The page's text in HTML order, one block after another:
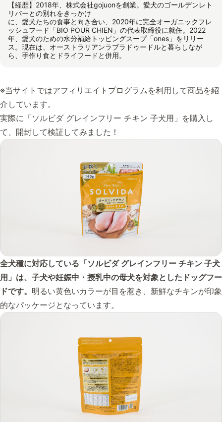
【経歴】2018年、株式会社gojuonを創業。愛犬のゴールデンレト
リバーとの別れをきっかけ
に、愛犬たちの食事と向き合い、2020年に完全オーガニックフレ
ッシュフード「BIO POUR CHIEN」の代表取締役に就任。2022
年、愛犬のための水分補給トッピングスープ「ones」をリリー
ス。現在は、オーストラリアンラブラドゥードルと暮らしなが
ら、手作り食とドライフードと併用。
※当サイトではアフィリエイトプログラムを利用して商品を紹
介しています。
実際に「ソルビダ グレインフリー チキン 子犬用」を購入し
て、開封して検証してみました！
全犬種に対応している「ソルビダ グレインフリー チキン 子犬
用」は、子犬や妊娠中・授乳中の母犬を対象としたドッグフー
ドです。 明るい黄色いカラーが目を惹き、新鮮なチキンが印象
的なパッケージとなっています。